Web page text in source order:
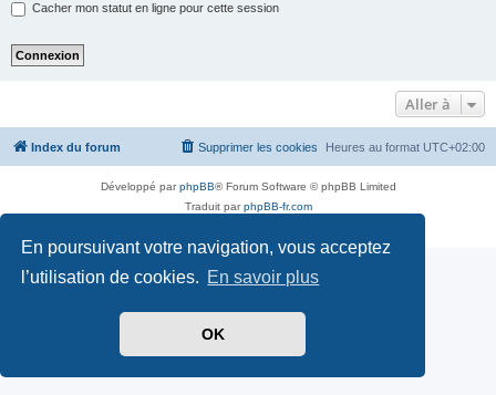
En poursuivant votre navigation, vous acceptez
l’utilisation de cookies. En savoir plus
OK
Cacher mon statut en ligne pour cette session
Aller à
Index du forum Heures au format UTC+02:00
Supprimer les cookies
Développé parphpBB® Forum Software © phpBB Limited
Traduit parphpBB-fr.com